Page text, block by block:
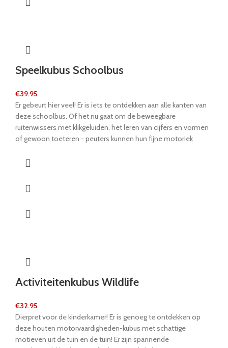
Speelkubus Schoolbus
€39.95
Er gebeurt hier veel! Er is iets te ontdekken aan alle kanten van
deze schoolbus. Of het nu gaat om de beweegbare
ruitenwissers met klikgeluiden, het leren van cijfers en vormen
of gewoon toeteren - peuters kunnen hun fijne motoriek
fantasieën en creativiteit bevorderen. Het stopbord en de
verkeersregels, terwijl de geometrische houten vormen
gemakkelijk kunnen worden opgehaald uit de schoolbus via het
speelruimtes.
Activiteitenkubus Wildlife
€32.95
Dierpret voor de kinderkamer! Er is genoeg te ontdekken op
deze houten motorvaardigheden-kubus met schattige
motieven uit de tuin en de tuin! Er zijn spannende